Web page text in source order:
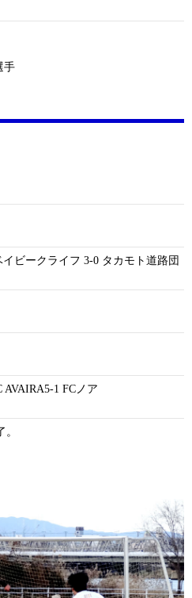
手
ビークライフ 3-0 タカモト道路団
AVAIRA5-1 FCノア